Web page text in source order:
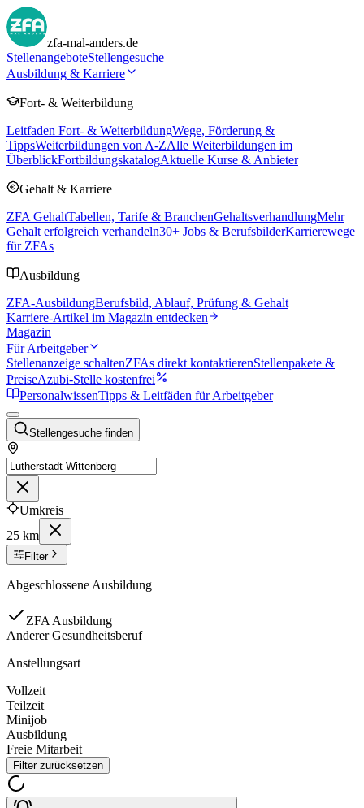
zfa-mal-anders.de
StellenangeboteStellengesuche
Ausbildung & Karriere
Fort- & Weiterbildung
Leitfaden Fort- & WeiterbildungWege, Förderung &
TippsWeiterbildungen von A-ZAlle Weiterbildungen im
ÜberblickFortbildungskatalogAktuelle Kurse & Anbieter
Gehalt & Karriere
ZFA GehaltTabellen, Tarife & BranchenGehaltsverhandlungMehr
Gehalt erfolgreich verhandeln30+ Jobs & BerufsbilderKarrierewege
für ZFAs
Ausbildung
ZFA-AusbildungBerufsbild, Ablauf, Prüfung & Gehalt
Karriere-Artikel im Magazin entdecken
Magazin
Für Arbeitgeber
Stellenanzeige schaltenZFAs direkt kontaktierenStellenpakete &
PreiseAzubi-Stelle kostenfrei
PersonalwissenTipps & Leitfäden für Arbeitgeber
Stellengesuche finden
Umkreis
25 km
Filter
Abgeschlossene Ausbildung
ZFA Ausbildung
Anderer Gesundheitsberuf
Anstellungsart
Vollzeit
Teilzeit
Minijob
Ausbildung
Freie Mitarbeit
Filter zurücksetzen